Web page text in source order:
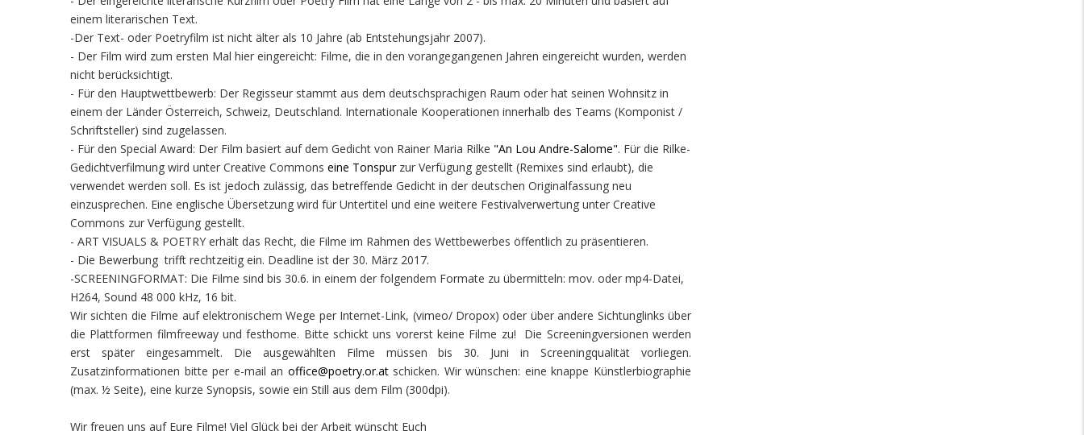
einem literarischen Text.
-Der Text- oder Poetryfilm ist nicht älter als 10 Jahre (ab Entstehungsjahr 2007).
- Der Film wird zum ersten Mal hier eingereicht: Filme, die in den vorangegangenen Jahren eingereicht wurden, werden
nicht berücksichtigt.
- Für den Hauptwettbewerb: Der Regisseur stammt aus dem deutschsprachigen Raum oder hat seinen Wohnsitz in
einem der Länder Österreich, Schweiz, Deutschland. Internationale Kooperationen innerhalb des Teams (Komponist /
Schriftsteller) sind zugelassen.
- Für den Special Award: Der Film basiert auf dem Gedicht von Rainer Maria Rilke "An Lou Andre-Salome". Für die Rilke-
Gedichtverfilmung wird unter Creative Commons eine Tonspurzur Verfügung gestellt (Remixes sind erlaubt), die
verwendet werden soll. Es ist jedoch zulässig, das betreffende Gedicht in der deutschen Originalfassung neu
einzusprechen. Eine englische Übersetzung wird für Untertitel und eine weitere Festivalverwertung unter Creative
Commons zur Verfügung gestellt.
- ART VISUALS & POETRY erhält das Recht, die Filme im Rahmen des Wettbewerbes öffentlich zu präsentieren.
- Die Bewerbung trifft rechtzeitig ein. Deadline ist der 30. März 2017.
-SCREENINGFORMAT: Die Filme sind bis 30.6. in einem der folgendem Formate zu übermitteln: mov. oder mp4-Datei,
H264, Sound 48 000 kHz, 16 bit.
Wir sichten die Filme auf elektronischem Wege per Internet-Link, (vimeo/ Dropox) oder über andere Sichtunglinks über
die Plattformen filmfreeway und festhome. Bitte schickt uns vorerst keine Filme zu! Die Screeningversionen werden
erst später eingesammelt. Die ausgewählten Filme müssen bis 30. Juni in Screeningqualität vorliegen.
Zusatzinformationen bitte per e-mail an office@poetry.or.atschicken. Wir wünschen: eine knappe Künstlerbiographie
(max. ½ Seite), eine kurze Synopsis, sowie ein Still aus dem Film (300dpi).
Wir freuen uns auf Eure Filme! Viel Glück bei der Arbeit wünscht Euch